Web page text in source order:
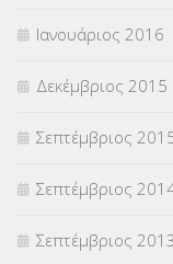
Ιανουάριος 2016
Δεκέμβριος 2015
Σεπτέμβριος
Σεπτέμβριος
Σεπτέμβριος 2013